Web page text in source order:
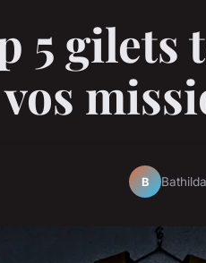
5 gilets
vos
B Bathilda